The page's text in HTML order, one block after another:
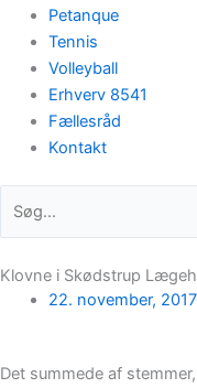
Petanque
Tennis
Volleyball
Erhverv 8541
Fællesråd
Kontakt
Klovne i Skødstrup
22. november, 2017
Det summede af